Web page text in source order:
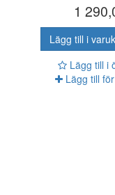
1
Lägg till i
Lägg till i
Lägg till